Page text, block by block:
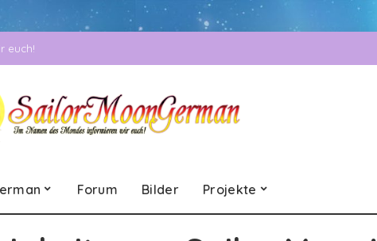
euch!
Forum Bilder Projekte